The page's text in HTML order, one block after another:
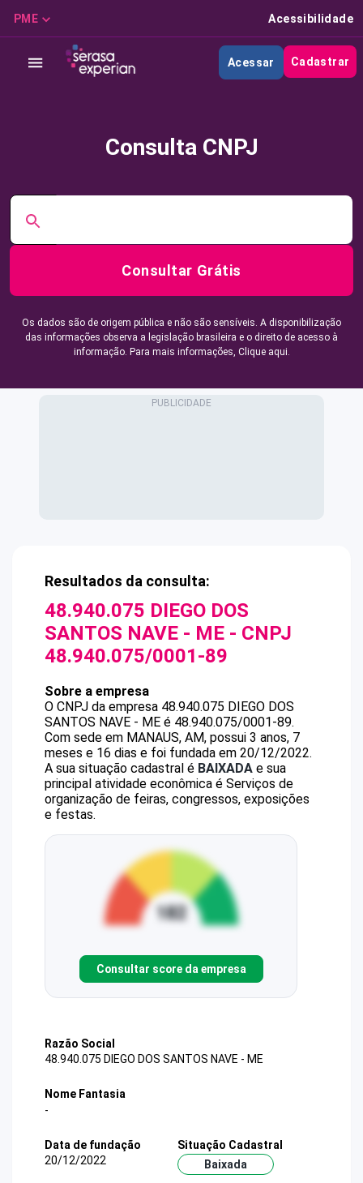
PME Acessibilidade
Acessar Cadastrar
Consulta CNPJ
Consultar Grátis
Os dados são de origem pública e não são sensíveis. A disponibilização
das informações observa a legislação brasileira e o direito de acesso à
informação. Para mais informações, Clique aqui.
Resultados da consulta:
48.940.075 DIEGO DOS
SANTOS NAVE - ME - CNPJ
48.940.075/0001-89
Sobre a empresa
O CNPJ da empresa 48.940.075 DIEGO DOS
SANTOS NAVE - ME é 48.940.075/0001-89.
Com sede em MANAUS, AM, possui 3 anos, 7
meses e 16 dias e foi fundada em 20/12/2022.
A sua situação cadastral é BAIXADA e sua
principal atividade econômica é Serviços de
organização de feiras, congressos, exposições
e festas.
Consultar score da empresa
Razão Social
48.940.075 DIEGO DOS SANTOS NAVE - ME
Nome Fantasia
-
Data de fundação
20/12/2022
Situação Cadastral
Baixada